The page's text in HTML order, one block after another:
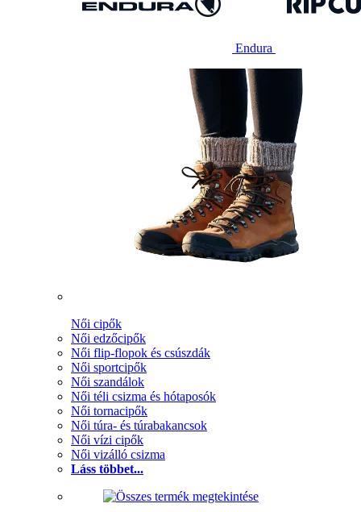
Endura
Női cipők
Női edzőcipők
Női flip-flopok és csúszdák
Női sportcipők
Női szandálok
Női téli csizma és hótaposók
Női tornacipők
Női túra- és túrabakancsok
Női vízi cipők
Női vizálló csizma
Láss többet...